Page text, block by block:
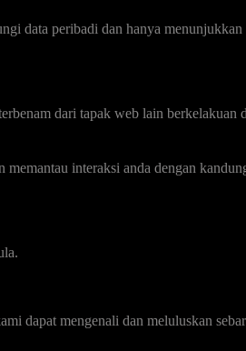
data peribadi dan hanya
dari tapak web lain berkelakuan
interaksi anda dengan
dapat mengenali dan meluluskan